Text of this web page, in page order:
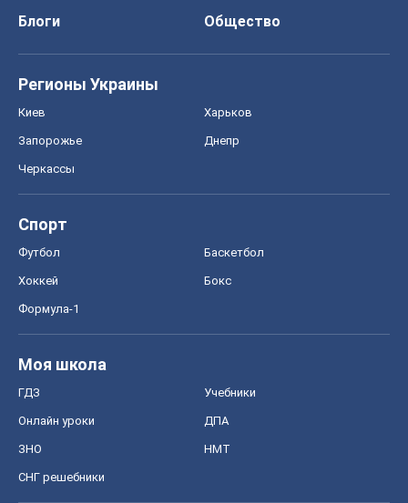
Блоги
Общество
Регионы Украины
Киев Харьков
Запорожье Днепр
Черкассы
Спорт
Футбол Баскетбол
Хоккей Бокс
Формула-1
Моя школа
ГДЗ Учебники
Онлайн уроки ДПА
ЗНО НМТ
СНГ решебники